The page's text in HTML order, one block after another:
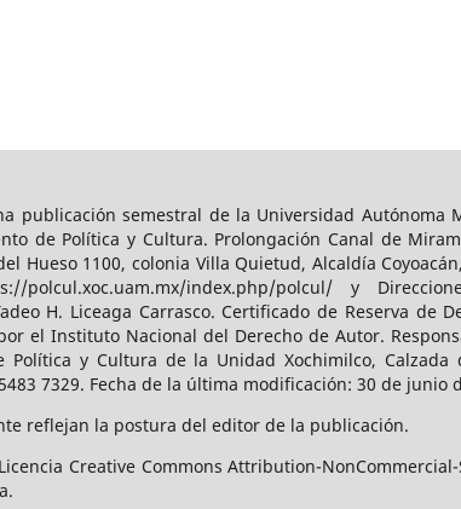
publicación semestral de la Universidad Autónoma
de Política y Cultura. Prolongación Canal de
Hueso 1100, colonia Villa Quietud, Alcaldía
index.php/polcul/ y
H. Liceaga Carrasco. Certificado de Reserva de
el Instituto Nacional del Derecho de Autor.
Política y Cultura de la Unidad Xochimilco,
7329. Fecha de la última modificación: 30 de junio
reflejan la postura del editor de la publicación.
Creative Commons Attribution-